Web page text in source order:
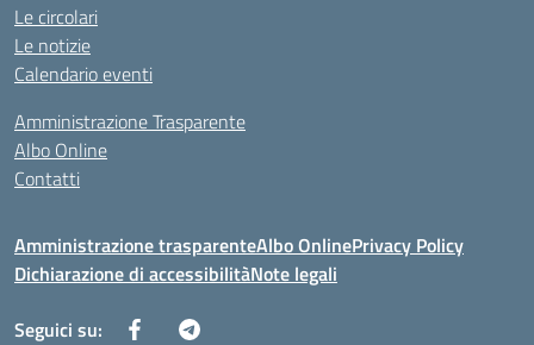
Le circolari
Le notizie
Calendario eventi
Amministrazione Trasparente
Albo Online
Contatti
Amministrazione trasparenteAlbo OnlinePrivacy Policy
Dichiarazione di accessibilitàNote legali
Seguici su: